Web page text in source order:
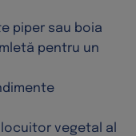
piper sau boia
pentru un
vegetal al